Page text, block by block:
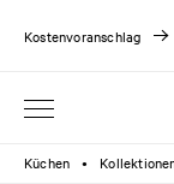
Kostenvoranschlag
Küchen ●